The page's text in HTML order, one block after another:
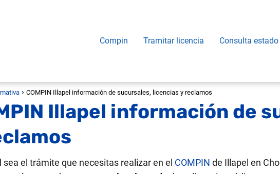
Compin Tramitar licencia Consulta estado
COMPIN Illapel información de sucursales, licencias y reclamos
Illapel información de
sea el trámite que necesitas realizar en el COMPIN de Illapel en